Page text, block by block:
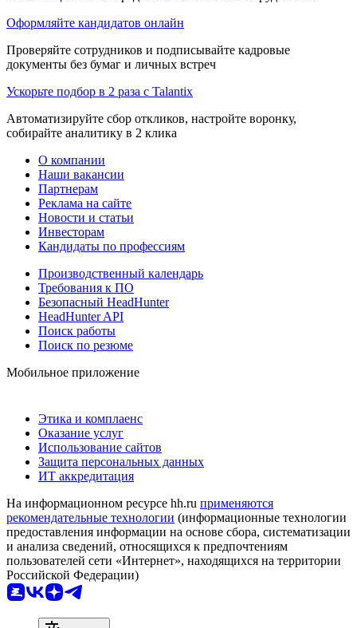
Оформляйте кандидатов онлайн
Проверяйте сотрудников и подписывайте кадровые
документы без бумаг и личных встреч
Ускорьте подбор в 2 раза с Talantix
Автоматизируйте сбор откликов, настройте воронку,
собирайте аналитику в 2 клика
О компании
Наши вакансии
Партнерам
Реклама на сайте
Новости и статьи
Инвесторам
Кандидаты по профессиям
Производственный календарь
Требования к ПО
Безопасный HeadHunter
HeadHunter API
Поиск работы
Поиск по резюме
Мобильное приложение
Этика и комплаенс
Оказание услуг
Использование сайтов
Защита персональных данных
ИТ аккредитация
На информационном ресурсе hh.ru применяются
рекомендательные технологии (информационные технологии
предоставления информации на основе сбора, систематизации
и анализа сведений, относящихся к предпочтениям
пользователей сети «Интернет», находящихся на территории
Российской Федерации)